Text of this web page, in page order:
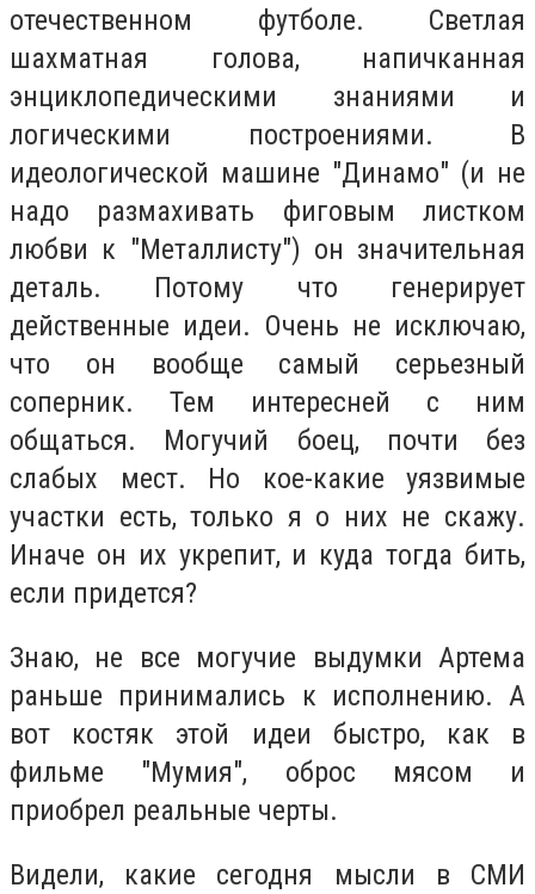
отечественном футболе. Светлая
шахматная голова, напичканная
энциклопедическими знаниями и
логическими построениями. В
идеологической машине "Динамо" (и не
надо размахивать фиговым листком
любви к "Металлисту") он значительная
деталь. Потому что генерирует
действенные идеи. Очень не исключаю,
что он вообще самый серьезный
соперник. Тем интересней с ним
общаться. Могучий боец, почти без
слабых мест. Но кое-какие уязвимые
участки есть, только я о них не скажу.
Иначе он их укрепит, и куда тогда бить,
если придется?
Знаю, не все могучие выдумки Артема
раньше принимались к исполнению. А
вот костяк этой идеи быстро, как в
фильме "Мумия", оброс мясом и
приобрел реальные черты.
Видели, какие сегодня мысли в СМИ